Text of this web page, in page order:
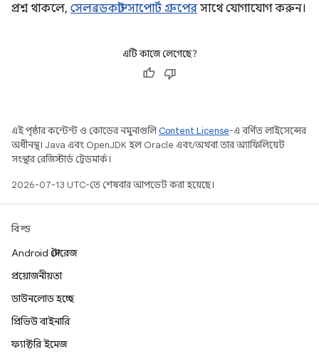
প্রশ্ন থাকলে, সেলব্রডকাস্ট সাপোর্ট গ্রুপের সাথে যোগাযোগ করুন।
এটি কাজে লেগেছে?
এই পৃষ্ঠার কন্টেন্ট ও কোডের নমুনাগুলিContent License-এ বর্ণিত লাইসেন্সের
অধীনস্থ। Java এবং OpenJDK হল Oracle এবং/অথবা তার অ্যাফিলিয়েট
সংস্থার রেজিস্টার্ড ট্রেডমার্ক।
2026-07-13 UTC-তে শেষবার আপডেট করা হয়েছে।
বিল্ড
Android স্টোরেজ
প্রয়োজনীয়তা
ডাউনলোড হচ্ছে
প্রিভিউ বাইনারি
ফ্যাক্টরি ইমেজ